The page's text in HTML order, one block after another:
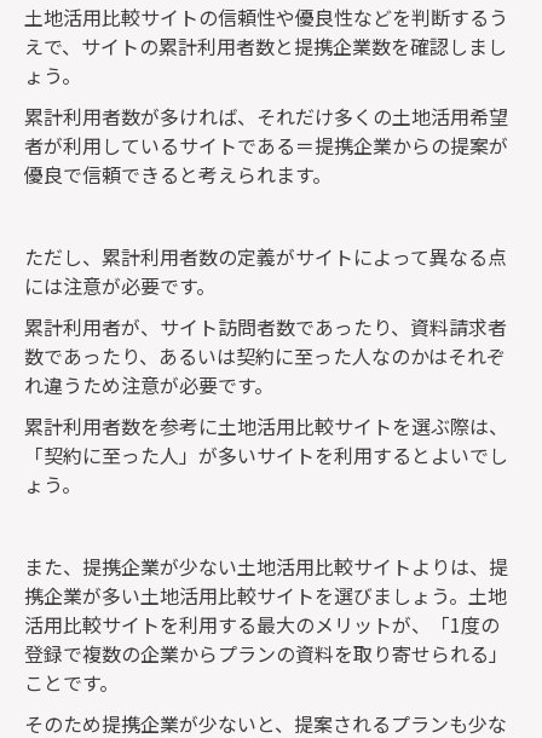
土地活用比較サイトの信頼性や優良性などを判断するう
えで、サイトの累計利用者数と提携企業数を確認しまし
ょう。
累計利用者数が多ければ、それだけ多くの土地活用希望
者が利用しているサイトである＝提携企業からの提案が
優良で信頼できると考えられます。
ただし、累計利用者数の定義がサイトによって異なる点
には注意が必要です。
累計利用者が、サイト訪問者数であったり、資料請求者
数であったり、あるいは契約に至った人なのかはそれぞ
れ違うため注意が必要です。
累計利用者数を参考に土地活用比較サイトを選ぶ際は、
「契約に至った人」が多いサイトを利用するとよいでし
ょう。
また、提携企業が少ない土地活用比較サイトよりは、提
携企業が多い土地活用比較サイトを選びましょう。土地
活用比較サイトを利用する最大のメリットが、「1度の
登録で複数の企業からプランの資料を取り寄せられる」
ことです。
そのため提携企業が少ないと、提案されるプランも少な